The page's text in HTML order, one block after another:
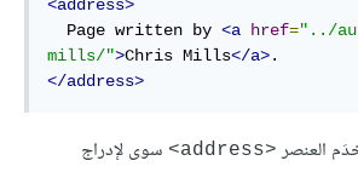
<address>
  Page written by
<a href="../
mills/">Chris Mills</a>
</address>
العنصر <address>
سوى لإدراج